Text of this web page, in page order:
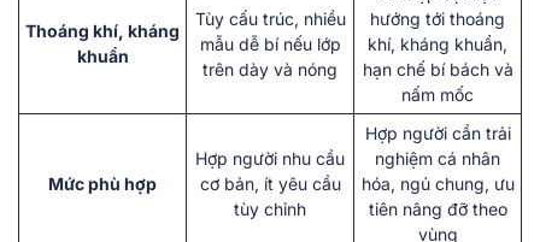
Thoáng khí, kháng
khuẩn
Tùy cấu trúc, nhiều
mẫu dễ bí nếu lớp
trên dày và nóng
hướng tới thoáng
khí, kháng khuẩn,
hạn chế bí bách và
nấm mốc
Mức phù hợp
Hợp người nhu cầu
cơ bản, ít yêu cầu
tùy chỉnh
Hợp người cần trải
nghiệm cá nhân
hóa, ngủ chung, ưu
tiên nâng đỡ theo
vùng